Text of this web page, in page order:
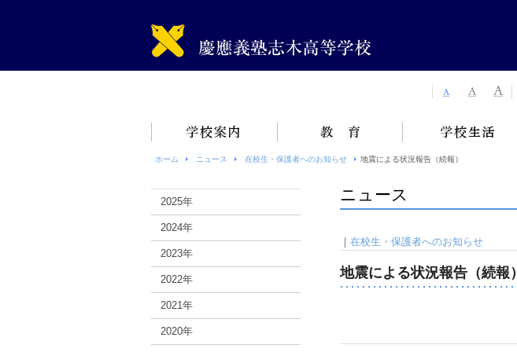
ホーム ニュース 在校生・保護者へのお知らせ 地震による状況報告（続報）
ニュース
｜ 在校生・保護者へのお知らせ
地震による状況報告（続報）
2025年
2024年
2023年
2022年
2021年
2020年